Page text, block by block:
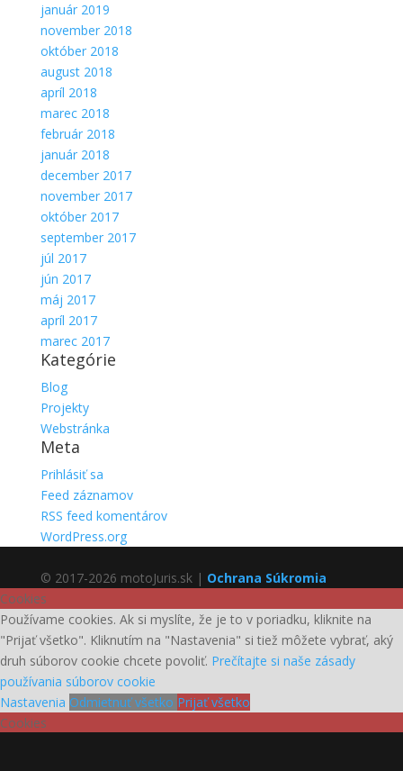
január 2019
november 2018
október 2018
august 2018
apríl 2018
marec 2018
február 2018
január 2018
december 2017
november 2017
október 2017
september 2017
júl 2017
jún 2017
máj 2017
apríl 2017
marec 2017
Kategórie
Blog
Projekty
Webstránka
Meta
Prihlásiť sa
Feed záznamov
RSS feed komentárov
WordPress.org
© 2017-2026 motoJuris.sk | Ochrana Súkromia
Cookies
Používame cookies. Ak si myslíte, že je to v poriadku, kliknite na
"Prijať všetko". Kliknutím na "Nastavenia" si tiež môžete vybrať, aký
druh súborov cookie chcete povoliť. Prečítajte si naše zásady
používania súborov cookie
Nastavenia Odmietnuť všetko Prijať všetko
Cookies